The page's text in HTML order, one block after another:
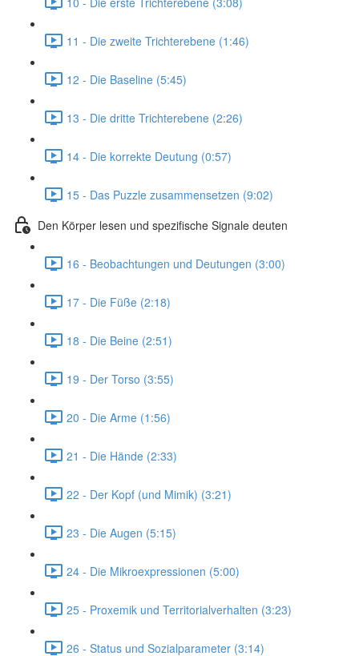
11 - Die zweite Trichterebene (1:46)
12 - Die Baseline (5:45)
13 - Die dritte Trichterebene (2:26)
14 - Die korrekte Deutung (0:57)
15 - Das Puzzle zusammensetzen (9:02)
Den Körper lesen und spezifische Signale deuten
16 - Beobachtungen und Deutungen (3:00)
17 - Die Füße (2:18)
18 - Die Beine (2:51)
19 - Der Torso (3:55)
20 - Die Arme (1:56)
21 - Die Hände (2:33)
22 - Der Kopf (und Mimik) (3:21)
23 - Die Augen (5:15)
24 - Die Mikroexpressionen (5:00)
25 - Proxemik und Territorialverhalten (3:23)
26 - Status und Sozialparameter (3:14)